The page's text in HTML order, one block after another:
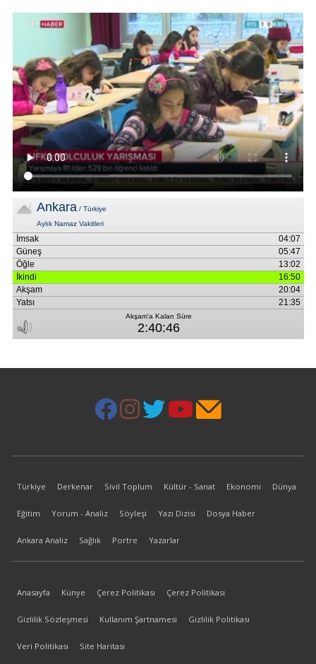
Türkiye Derkenar Sivil Toplum Kültür - Sanat Ekonomi Dünya
Eğitim Yorum - Analiz Söyleşi Yazı Dizisi Dosya Haber
Ankara Analiz Sağlık Portre Yazarlar
Anasayfa Künye Çerez Politikası Çerez Politikası
Gizlilik Sözleşmesi Kullanım Şartnamesi Gizlilik Politikası
Veri Politikası Site Haritası